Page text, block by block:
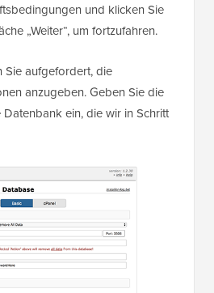
und klicken Sie
„Weiter“, um fortzufahren.
Sie aufgefordert, die
anzugeben. Geben Sie die
ein, die wir in Schritt